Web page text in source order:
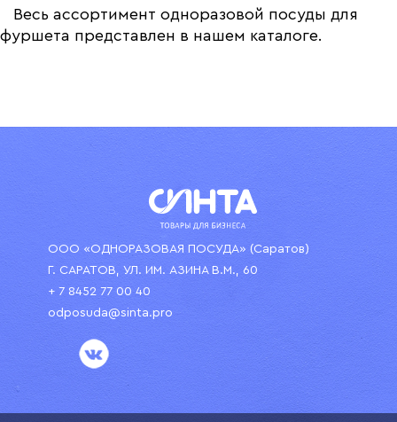
Весь ассортимент одноразовой посуды для
фуршета представлен в нашем каталоге.
ООО «ОДНОРАЗОВАЯ ПОСУДА» (Саратов)
Г. САРАТОВ, УЛ. ИМ. АЗИНА В.М., 60
+ 7 8452 77 00 40
odposuda@sinta.pro